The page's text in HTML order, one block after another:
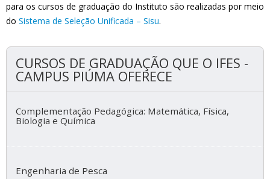
para os cursos de graduação do Instituto são realizadas por meio
do Sistema de Seleção Unificada – Sisu.
CURSOS DE GRADUAÇÃO QUE O IFES -
CAMPUS PIÚMA OFERECE
Complementação Pedagógica: Matemática, Física,
Biologia e Química
Engenharia de Pesca